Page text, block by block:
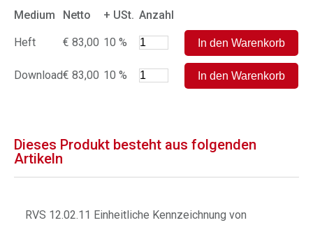
Medium
Netto + USt. Anzahl
Heft € 83,00 10 %
Download€ 83,00 10 %
Dieses Produkt besteht aus folgenden
Artikeln
RVS 12.02.11 Einheitliche Kennzeichnung von